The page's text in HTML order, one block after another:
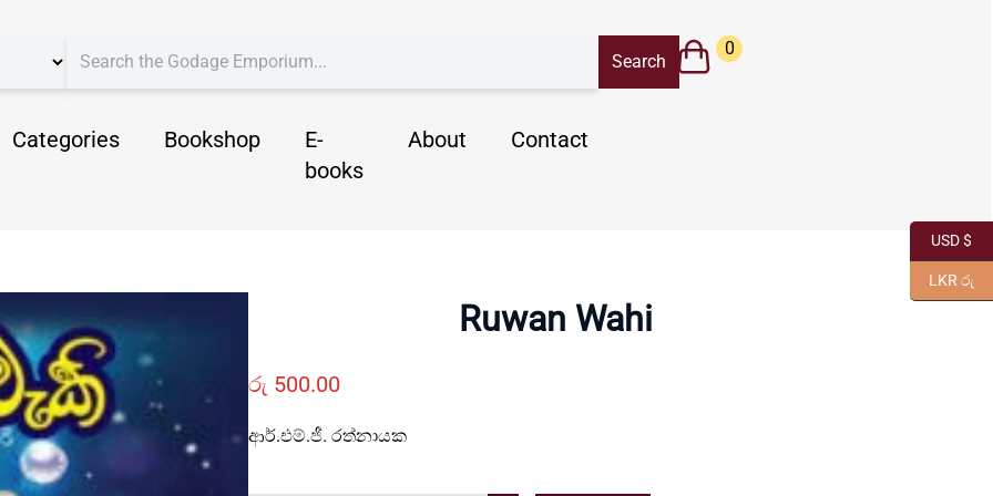
Categories Bookshop
E-
books
About Contact
0
Ruwan Wahi
රු 500.00
ආර්.එම්.ජී. රත්නායක
USD $
LKR රු